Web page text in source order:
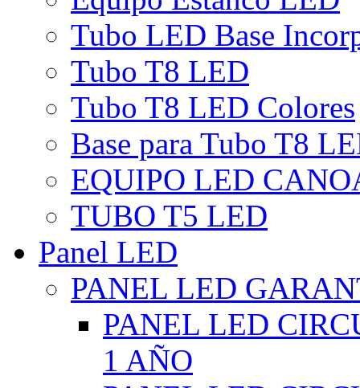
Tubo LED Base
Tubo T8 LED
Tubo T8 LED Colores
Base para Tubo T8
EQUIPO LED
TUBO T5 LED
Panel LED
PANEL LED
PANEL LED
1 AÑO